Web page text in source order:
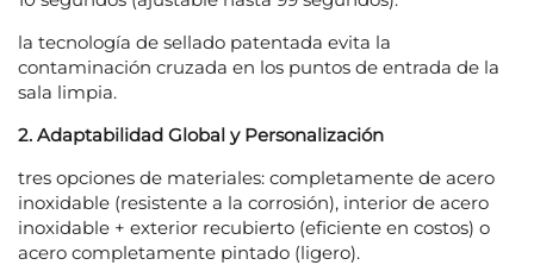
la tecnología de sellado patentada evita la
contaminación cruzada en los puntos de entrada de la
sala limpia.
2. Adaptabilidad Global y Personalización
tres opciones de materiales: completamente de acero
inoxidable (resistente a la corrosión), interior de acero
inoxidable + exterior recubierto (eficiente en costos) o
acero completamente pintado (ligero).